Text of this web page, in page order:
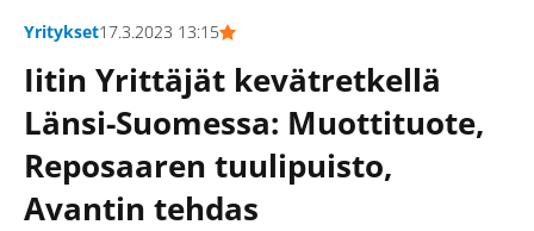
Yritykset17.3.2023 13:15
Iitin Yrittäjät kevätretkellä
Länsi-Suomessa: Muottituote,
Reposaaren tuulipuisto,
Avantin tehdas